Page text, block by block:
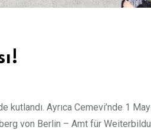
Ayrıca Cemevi’nde 1
von Berlin – Amt für